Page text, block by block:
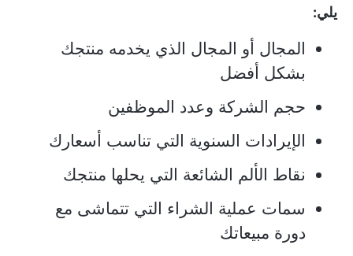
يلي:
المجال أو المجال الذي يخدمه منتجك
بشكل أفضل
حجم الشركة وعدد الموظفين
الإيرادات السنوية التي تناسب أسعارك
نقاط الألم الشائعة التي يحلها منتجك
سمات عملية الشراء التي تتماشى مع
دورة مبيعاتك